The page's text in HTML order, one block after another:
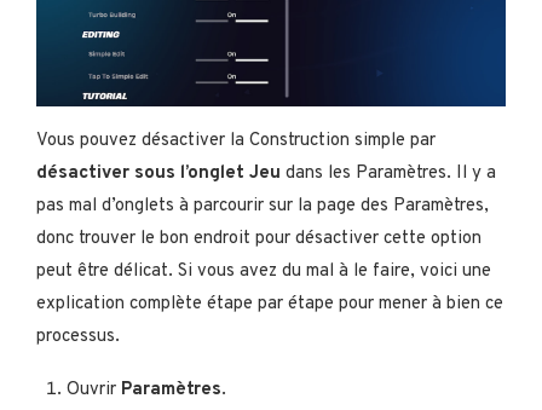
Vous pouvez désactiver la Construction simple par
désactiver sous l’onglet Jeu dans les Paramètres. Il y a
pas mal d’onglets à parcourir sur la page des Paramètres,
donc trouver le bon endroit pour désactiver cette option
peut être délicat. Si vous avez du mal à le faire, voici une
explication complète étape par étape pour mener à bien ce
processus.
Ouvrir Paramètres.